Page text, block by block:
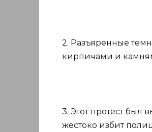
2. Разъяренные
кирпичами и
3. Этот протест
жестоко избит